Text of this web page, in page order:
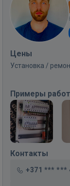
Цены
Установка /
Примеры работ
Контакты
+371 *** ***